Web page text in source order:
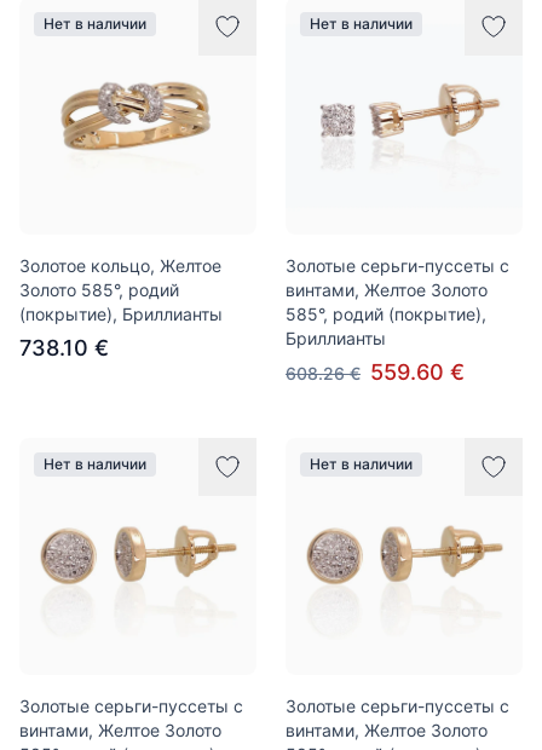
Нет в наличии
Золотое кольцо, Желтое
Золото 585°, родий
(покрытие), Бриллианты
738.10 €
Нет в наличии
Золотые серьги-пуссеты с
винтами, Желтое Золото
585°, родий (покрытие),
Бриллианты
608.26 € 559.60 €
Нет в наличии
Золотые серьги-пуссеты с
винтами, Желтое Золото
Нет в наличии
Золотые серьги-пуссеты с
винтами, Желтое Золото